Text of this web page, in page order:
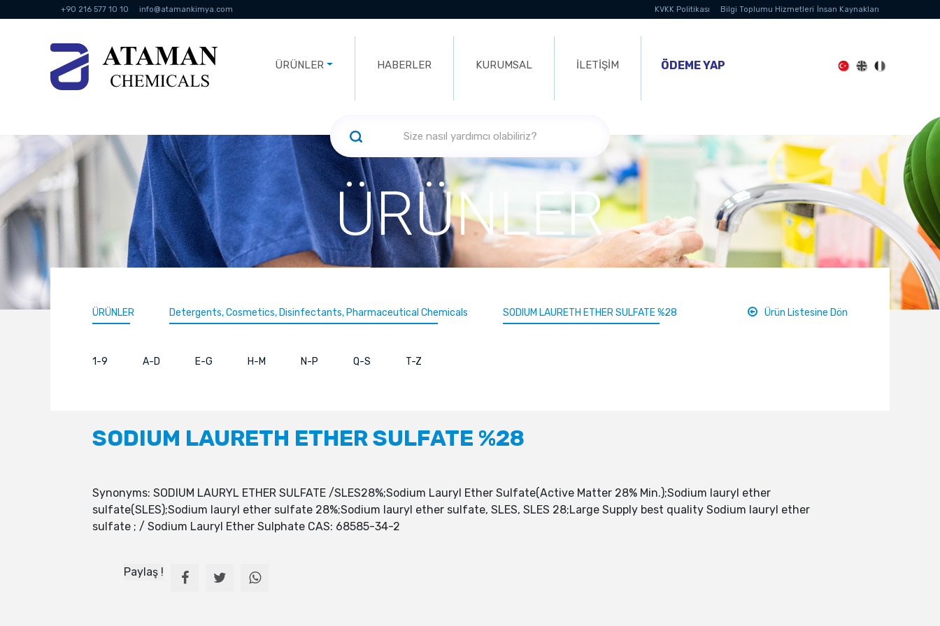
+90 216 577 10 10 info@atamankimya.com KVKK Politikası Bilgi Toplumu Hizmetleri İnsan Kaynakları
ÜRÜNLER HABERLER KURUMSAL İLETİŞİM ÖDEME YAP
ÜRÜNLER
ÜRÜNLER Detergents, Cosmetics, Disinfectants, Pharmaceutical Chemicals SODIUM LAURETH ETHER SULFATE %28 Ürün Listesine Dön
1-9 A-D E-G H-M N-P Q-S T-Z
SODIUM LAURETH ETHER SULFATE %28
Synonyms: SODIUM LAURYL ETHER SULFATE /SLES28%;Sodium Lauryl Ether Sulfate(Active Matter 28% Min.);Sodium lauryl ether
sulfate(SLES);Sodium lauryl ether sulfate 28%;Sodium lauryl ether sulfate, SLES, SLES 28;Large Supply best quality Sodium lauryl ether
sulfate ; / Sodium Lauryl Ether Sulphate CAS: 68585-34-2
Paylaş !